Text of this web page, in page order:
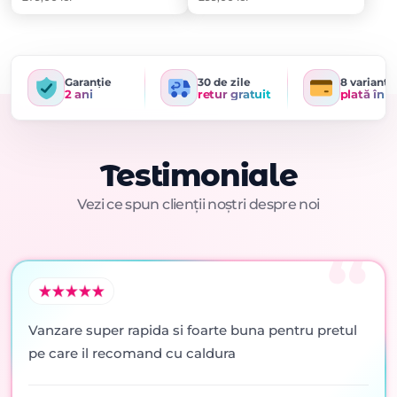
Garanție
2 ani
30 de zile
retur gratuit
8 variante
plată în
Testimoniale
Vezi ce spun clienții noștri despre noi
Vanzare super rapida si foarte buna pentru pretul
pe care il recomand cu caldura